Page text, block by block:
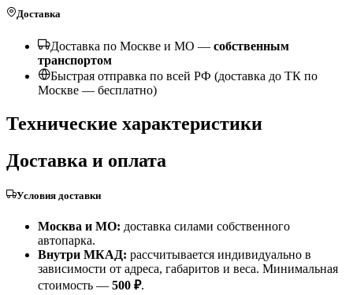
Доставка
Доставка по Москве и МО — собственным
транспортом
Быстрая отправка по всей РФ (доставка до ТК по
Москве — бесплатно)
Технические характеристики
Доставка и оплата
Условия доставки
Москва и МО: доставка силами собственного
автопарка.
Внутри МКАД: рассчитывается индивидуально в
зависимости от адреса, габаритов и веса. Минимальная
стоимость — 500 ₽.